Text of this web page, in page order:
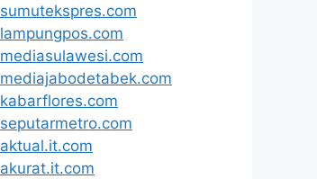
sumutekspres.com
lampungpos.com
mediasulawesi.com
mediajabodetabek.com
kabarflores.com
seputarmetro.com
aktual.it.com
akurat.it.com